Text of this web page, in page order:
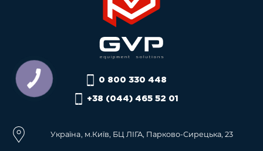
0 800 330 448
+38 (044) 465 52 01
Українa, м.Київ, БЦ ЛІГА, Парково-Сирецька, 23